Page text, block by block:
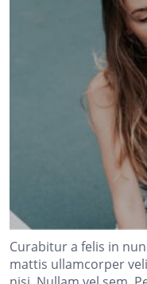
Curabitur a felis in
mattis ullamcorper